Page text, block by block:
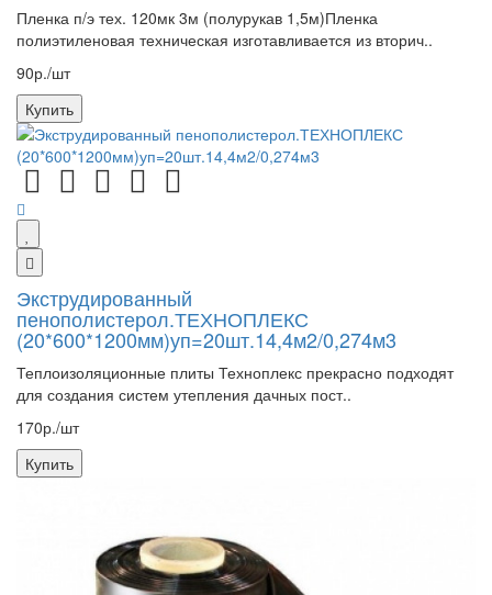
Пленка п/э тех. 120мк 3м (полурукав 1,5м)Пленка
полиэтиленовая техническая изготавливается из вторич..
90р./шт
Купить
Экструдированный
пенополистерол.ТЕХНОПЛЕКС
(20*600*1200мм)уп=20шт.14,4м2/0,274м3
Теплоизоляционные плиты Техноплекс прекрасно подходят
для создания систем утепления дачных пост..
170р./шт
Купить